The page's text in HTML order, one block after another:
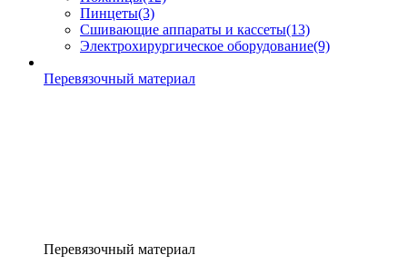
Пинцеты(3)
Сшивающие аппараты и кассеты(13)
Электрохирургическое оборудование(9)
Перевязочный материал
Перевязочный материал